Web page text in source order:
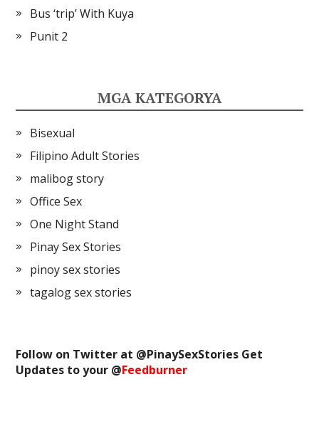
Bus ‘trip’ With Kuya
Punit 2
MGA KATEGORYA
Bisexual
Filipino Adult Stories
malibog story
Office Sex
One Night Stand
Pinay Sex Stories
pinoy sex stories
tagalog sex stories
Follow on Twitter at @PinaySexStories Get
Updates to your @Feedburner